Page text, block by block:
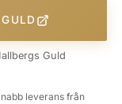
Guld
leverans från